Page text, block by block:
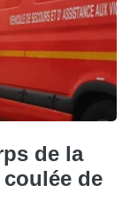
de la
de